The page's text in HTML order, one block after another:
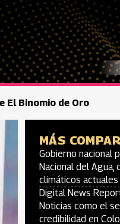
El Binomio de Oro
MÁS
Gobierno nacional
Nacional del Agua,
climáticos actuales
Digital News
Noticias como el
credibilidad en